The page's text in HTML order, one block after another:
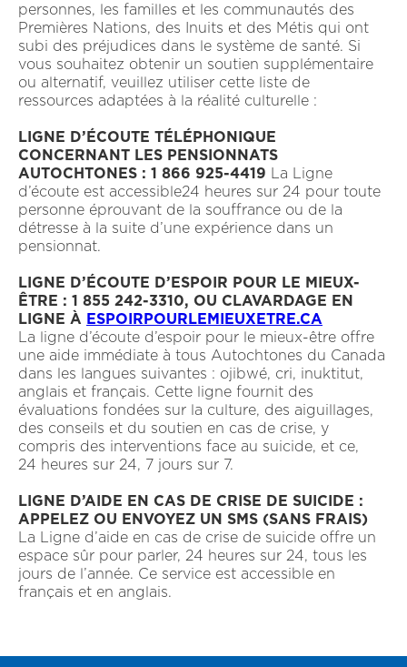
personnes, les familles et les communautés des
Premières Nations, des Inuits et des Métis qui ont
subi des préjudices dans le système de santé. Si
vous souhaitez obtenir un soutien supplémentaire
ou alternatif, veuillez utiliser cette liste de
ressources adaptées à la réalité culturelle :
LIGNE D’ÉCOUTE TÉLÉPHONIQUE
CONCERNANT LES PENSIONNATS
AUTOCHTONES : 1 866 925-4419
La Ligne
d’écoute est accessible24 heures sur 24 pour toute
personne éprouvant de la souffrance ou de la
détresse à la suite d’une expérience dans un
pensionnat.
LIGNE D’ÉCOUTE D’ESPOIR POUR LE MIEUX-
ÊTRE : 1 855 242-3310, OU CLAVARDAGE EN
LIGNE À ESPOIRPOURLEMIEUXETRE.CA
La ligne d’écoute d’espoir pour le mieux-être offre
une aide immédiate à tous Autochtones du Canada
dans les langues suivantes : ojibwé, cri, inuktitut,
anglais et français. Cette ligne fournit des
évaluations fondées sur la culture, des aiguillages,
des conseils et du soutien en cas de crise, y
compris des interventions face au suicide, et ce,
24 heures sur 24, 7 jours sur 7.
LIGNE D’AIDE EN CAS DE CRISE DE SUICIDE :
APPELEZ OU ENVOYEZ UN SMS (SANS FRAIS)
La Ligne d’aide en cas de crise de suicide offre un
espace sûr pour parler, 24 heures sur 24, tous les
jours de l’année. Ce service est accessible en
français et en anglais.